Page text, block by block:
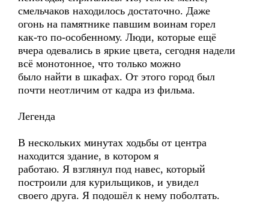
смельчаков находилось достаточно. Даже
огонь на памятнике павшим воинам горел
как-то по-особенному. Люди, которые ещё
вчера одевались в яркие цвета, сегодня надели
всё монотонное, что только можно
было найти в шкафах. От этого город был
почти неотличим от кадра из фильма.
Легенда
В нескольких минутах ходьбы от центра
находится здание, в котором я
работаю. Я взглянул под навес, который
построили для курильщиков, и увидел
своего друга. Я подошёл к нему поболтать.